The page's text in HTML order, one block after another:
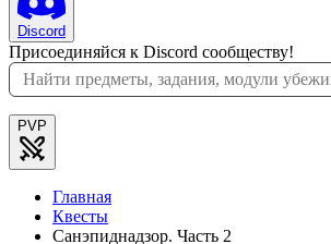
Discord
Присоединяйся к Discord сообществу!
PVP
Главная
Квесты
Санэпиднадзор. Часть 2